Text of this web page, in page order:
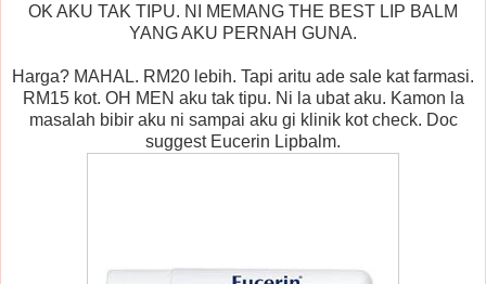
OK AKU TAK TIPU. NI MEMANG THE BEST LIP BALM
YANG AKU PERNAH GUNA.
Harga? MAHAL. RM20 lebih. Tapi aritu ade sale kat farmasi.
RM15 kot. OH MEN aku tak tipu. Ni la ubat aku. Kamon la
masalah bibir aku ni sampai aku gi klinik kot check. Doc
suggest Eucerin Lipbalm.